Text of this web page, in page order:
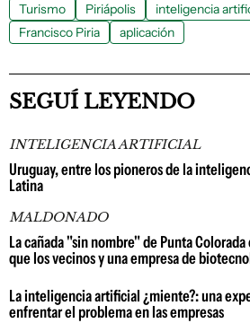
Turismo Piriápolis inteligencia
Francisco Piria
aplicación
SEGUÍ LEYENDO
INTELIGENCIA ARTIFICIAL
Uruguay, entre los pioneros de la
Latina
MALDONADO
La cañada "sin nombre" de Punta
que los vecinos y una empresa de
La inteligencia artificial ¿miente?: una
enfrentar el problema en las empresas